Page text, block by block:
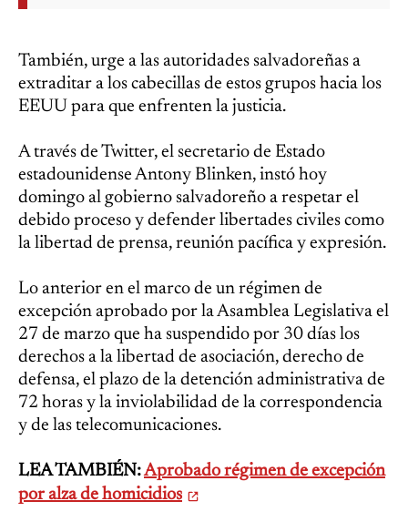
También, urge a las autoridades salvadoreñas a
extraditar a los cabecillas de estos grupos hacia los
EEUU para que enfrenten la justicia.
A través de Twitter, el secretario de Estado
estadounidense Antony Blinken, instó hoy
domingo al gobierno salvadoreño a respetar el
debido proceso y defender libertades civiles como
la libertad de prensa, reunión pacífica y expresión.
Lo anterior en el marco de un régimen de
excepción aprobado por la Asamblea Legislativa el
27 de marzo que ha suspendido por 30 días los
derechos a la libertad de asociación, derecho de
defensa, el plazo de la detención administrativa de
72 horas y la inviolabilidad de la correspondencia
y de las telecomunicaciones.
LEA TAMBIÉN:Aprobado régimen de excepción
por alza de homicidios